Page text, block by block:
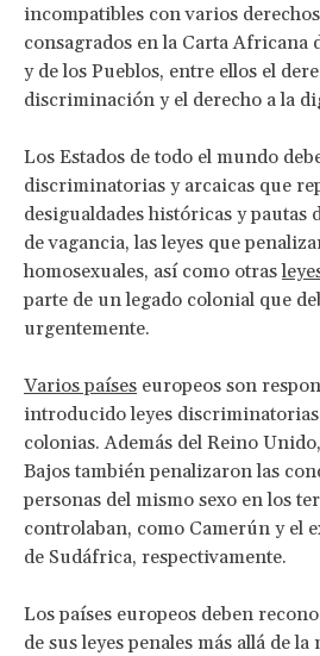
incompatibles con varios
consagrados en la Carta Africana
y de los Pueblos, entre ellos el
discriminación y el derecho a la
Los Estados de todo el mundo
discriminatorias y arcaicas que
desigualdades históricas y pautas
de vagancia, las leyes que
homosexuales, así como otras
parte de un legado colonial que
urgentemente.
Varios países europeos son
introducido leyes
colonias. Además del Reino
Bajos también penalizaron las
personas del mismo sexo en los
controlaban, como Camerún y el
de Sudáfrica, respectivamente.
Los países europeos deben
de sus leyes penales más allá de